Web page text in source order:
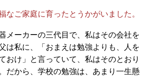
ご家庭に育ったとうかがいました。
ーカーの三代目で、私はその会社を
は私に、「おまえは勉強よりも、人を
おけ」と言っていて、私はそのとおり
だから、学校の勉強は、あまり一生懸